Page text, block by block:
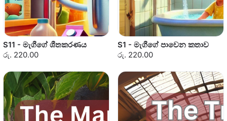
S11 - මැගීගේ ශීතකරණය
රු. 220.00
S1 - මැගීගේ පාවෙන කතාව
රු. 220.00